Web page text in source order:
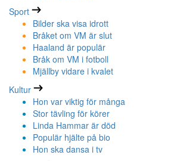
Sport
Bilder ska visa idrott
Bråket om VM är slut
Haaland är populär
Bråk om VM i fotboll
Mjällby vidare i kvalet
Kultur
Hon var viktig för många
Stor tävling för körer
Linda Hammar är död
Populär hjälte på bio
Hon ska dansa i tv